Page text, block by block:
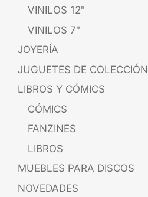
VINILOS 12"
VINILOS 7"
JOYERÍA
JUGUETES DE COLECCIÓN
LIBROS Y CÓMICS
CÓMICS
FANZINES
LIBROS
MUEBLES PARA DISCOS
NOVEDADES